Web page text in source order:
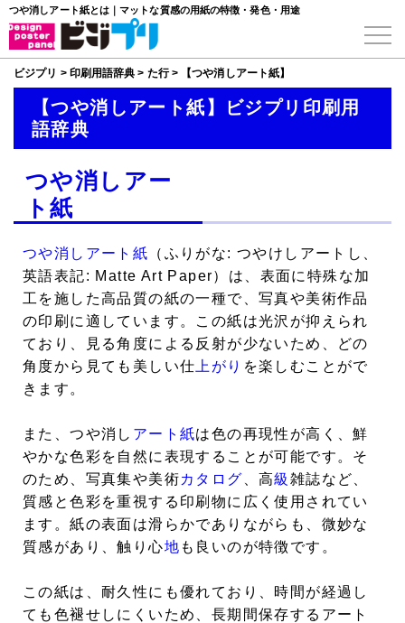
つや消しアート紙とは｜マットな質感の用紙の特徴・発色・用途
ビジプリ > 印刷用語辞典 > た行> 【つや消しアート紙】
【つや消しアート紙】ビジプリ印刷用
語辞典
つや消しアー
ト紙
つや消しアート紙 （ふりがな: つやけしアートし、
英語表記: Matte Art Paper）は、表面に特殊な加
工を施した高品質の紙の一種で、写真や美術作品
の印刷に適しています。この紙は光沢が抑えられ
ており、見る角度による反射が少ないため、どの
角度から見ても美しい仕 上がり を楽しむことがで
きます。
また、つや消し アート紙は色の再現性が高く、鮮
やかな色彩を自然に表現することが可能です。そ
のため、写真集や美術カタログ 、高級 雑誌など、
質感と色彩を重視する印刷物に広く使用されてい
ます。紙の表面は滑らかでありながらも、微妙な
質感があり、触り心地 も良いのが特徴です。
この紙は、耐久性にも優れており、時間が経過し
ても色褪せしにくいため、長期間保存するアート